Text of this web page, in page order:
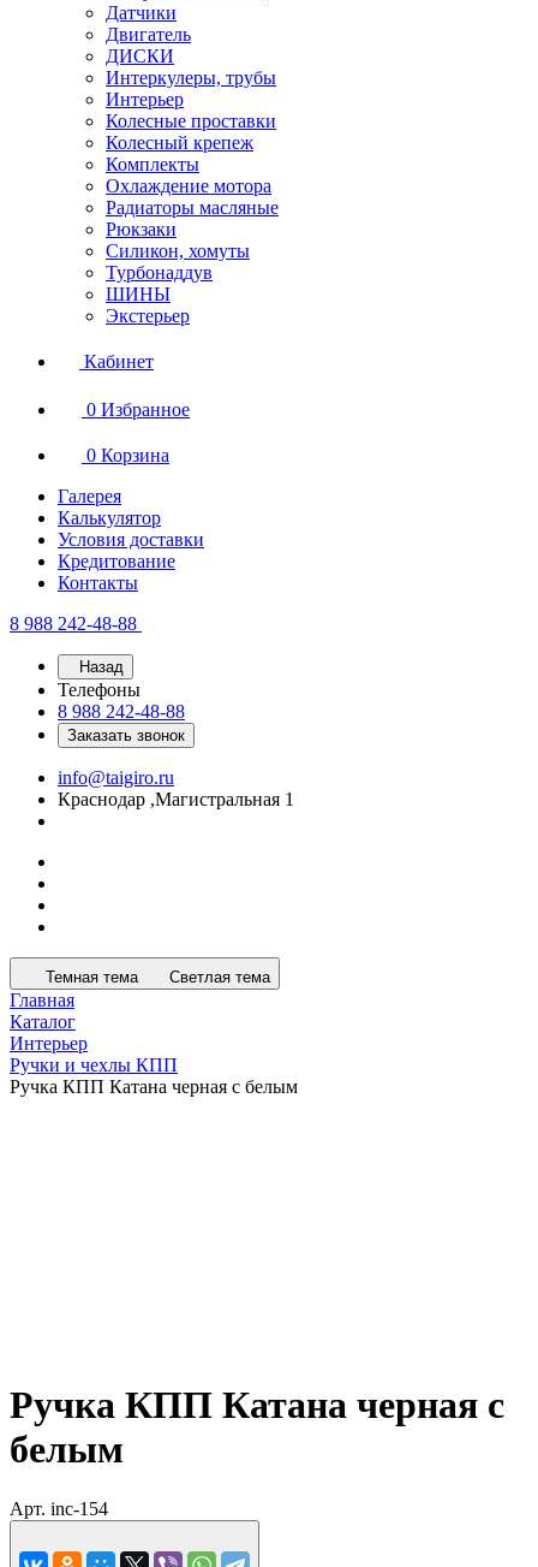
Датчики
Двигатель
ДИСКИ
Интеркулеры, трубы
Интерьер
Колесные проставки
Колесный крепеж
Комплекты
Охлаждение мотора
Радиаторы масляные
Рюкзаки
Силикон, хомуты
Турбонаддув
ШИНЫ
Экстерьер
Кабинет
0 Избранное
0 Корзина
Галерея
Калькулятор
Условия доставки
Кредитование
Контакты
8 988 242-48-88
Назад
Телефоны
8 988 242-48-88
Заказать звонок
info@taigiro.ru
Краснодар ,Магистральная 1
Темная тема Светлая тема
Главная
Каталог
Интерьер
Ручки и чехлы КПП
Ручка КПП Катана черная с белым
Ручка КПП Катана черная с
белым
Арт. inc-154